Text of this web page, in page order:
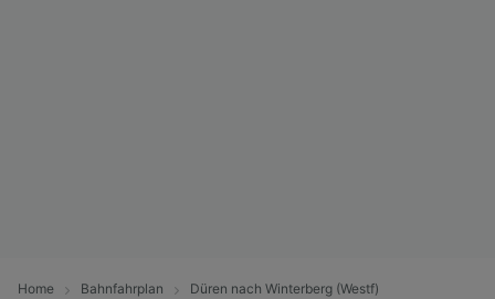
Home Bahnfahrplan Düren nach Winterberg (Westf)